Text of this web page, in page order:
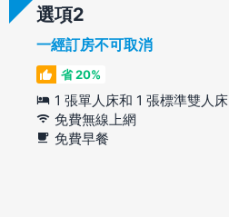
選項
一經訂房不可取消
省 20%
1 張單人床和 1 張標準雙人床
免費無線上網
免費早餐